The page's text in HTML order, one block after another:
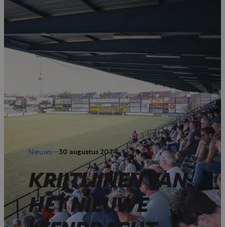
Nieuws—30 augustus 2024
KRIJTLIJNEN VAN
HET NIEUWE